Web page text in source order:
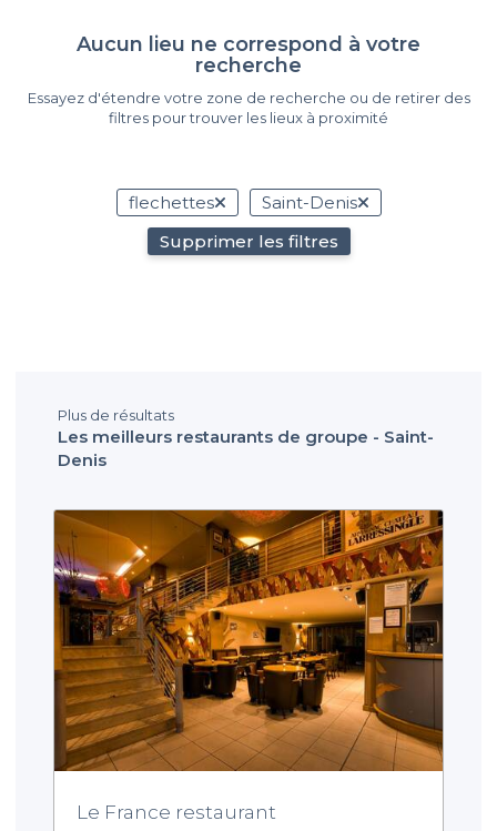
Aucun lieu ne correspond à votre
recherche
Essayez d'étendre votre zone de recherche ou de retirer des
filtres pour trouver les lieux à proximité
flechettes
Saint-Denis
Supprimer les filtres
Plus de résultats
Les meilleurs restaurants de groupe - Saint-
Denis
Le France restaurant